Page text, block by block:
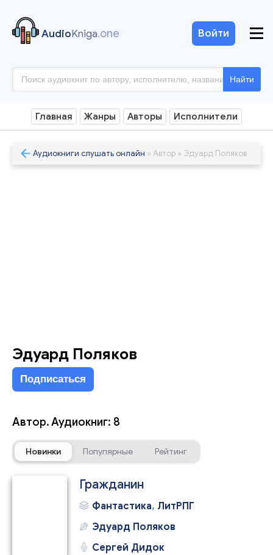
AudioKniga.one
Найти
Войти
Главная Жанры Авторы Исполнители
Аудиокниги слушать онлайн » Автор » Эдуард Поляков
Эдуард Поляков
Подписаться
Автор. Аудиокниг: 8
Новинки Популярные Рейтинг
Гражданин
Фантастика, ЛитРПГ
Эдуард Поляков
Сергей Дидок